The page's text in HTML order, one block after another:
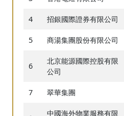
4 招銀國際證券有限公司
5 商湯集團股份有限公司
6
北京能源國際控股有限
公司
7 翠華集團
中國海外物業服務有限